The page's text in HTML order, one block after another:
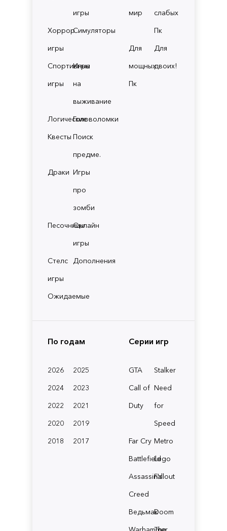
игры
Хоррор
игры
Симуляторы
Спортивные
игры
Игры
на
выживание
ЛогическиеГоловоломки
Квесты Поиск
предме.
Драки Игры
про
зомби
ПесочницыОнлайн
игры
Стелс
игры
Дополнения
Ожидаемые
мир
слабых
Пк
Для
мощных
Пк
Для
двоих!
По годам
2026
2025
2024
2023
2022
2021
2020
2019
2018
2017
Серии игр
GTA
Stalker
Call of
Duty
Need
for
Speed
Far Cry Metro
BattlefieldLego
Assassin's
Creed
Fallout
ВедьмакDoom